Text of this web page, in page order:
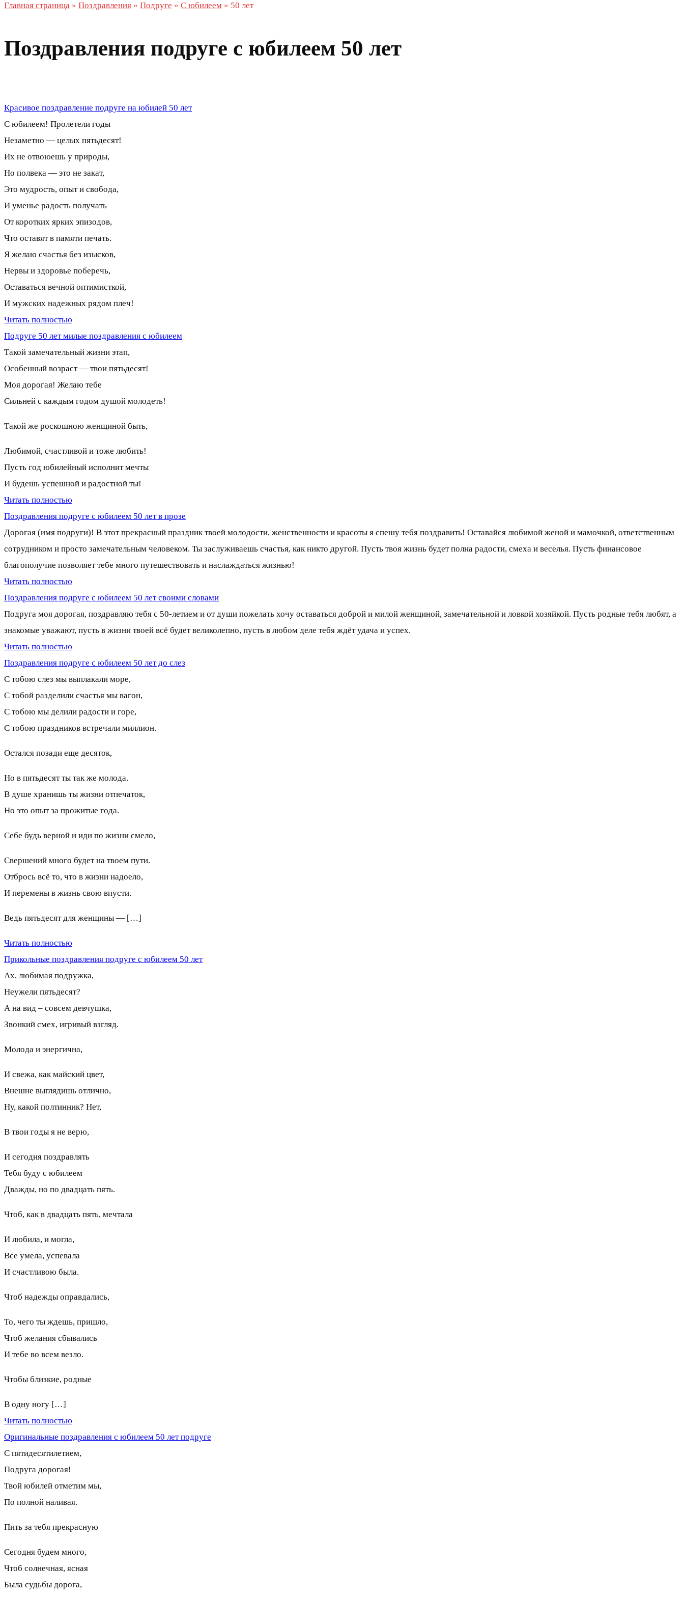
Главная страница » Поздравления » Подруге » С юбилеем » 50 лет
Поздравления подруге с юбилеем 50 лет
Красивое поздравление подруге на юбилей 50 лет
С юбилеем! Пролетели годы
Незаметно — целых пятьдесят!
Их не отвоюешь у природы,
Но полвека — это не закат,
Это мудрость, опыт и свобода,
И уменье радость получать
От коротких ярких эпизодов,
Что оставят в памяти печать.
Я желаю счастья без изысков,
Нервы и здоровье поберечь,
Оставаться вечной оптимисткой,
И мужских надежных рядом плеч!
Читать полностью
Подруге 50 лет милые поздравления с юбилеем
Такой замечательный жизни этап,
Особенный возраст — твои пятьдесят!
Моя дорогая! Желаю тебе
Сильней с каждым годом душой молодеть!
Такой же роскошною женщиной быть,
Любимой, счастливой и тоже любить!
Пусть год юбилейный исполнит мечты
И будешь успешной и радостной ты!
Читать полностью
Поздравления подруге с юбилеем 50 лет в прозе
Дорогая (имя подруги)! В этот прекрасный праздник твоей молодости, женственности и красоты я спешу тебя поздравить! Оставайся любимой женой и мамочкой, ответственным
сотрудником и просто замечательным человеком. Ты заслуживаешь счастья, как никто другой. Пусть твоя жизнь будет полна радости, смеха и веселья. Пусть финансовое
благополучие позволяет тебе много путешествовать и наслаждаться жизнью!
Читать полностью
Поздравления подруге с юбилеем 50 лет своими словами
Подруга моя дорогая, поздравляю тебя с 50-летием и от души пожелать хочу оставаться доброй и милой женщиной, замечательной и ловкой хозяйкой. Пусть родные тебя любят, а
знакомые уважают, пусть в жизни твоей всё будет великолепно, пусть в любом деле тебя ждёт удача и успех.
Читать полностью
Поздравления подруге с юбилеем 50 лет до слез
С тобою слез мы выплакали море,
С тобой разделили счастья мы вагон,
С тобою мы делили радости и горе,
С тобою праздников встречали миллион.
Остался позади еще десяток,
Но в пятьдесят ты так же молода.
В душе хранишь ты жизни отпечаток,
Но это опыт за прожитые года.
Себе будь верной и иди по жизни смело,
Свершений много будет на твоем пути.
Отбрось всё то, что в жизни надоело,
И перемены в жизнь свою впусти.
Ведь пятьдесят для женщины — […]
Читать полностью
Прикольные поздравления подруге с юбилеем 50 лет
Ах, любимая подружка,
Неужели пятьдесят?
А на вид – совсем девчушка,
Звонкий смех, игривый взгляд.
Молода и энергична,
И свежа, как майский цвет,
Внешне выглядишь отлично,
Ну, какой полтинник? Нет,
В твои годы я не верю,
И сегодня поздравлять
Тебя буду с юбилеем
Дважды, но по двадцать пять.
Чтоб, как в двадцать пять, мечтала
И любила, и могла,
Все умела, успевала
И счастливою была.
Чтоб надежды оправдались,
То, чего ты ждешь, пришло,
Чтоб желания сбывались
И тебе во всем везло.
Чтобы близкие, родные
В одну ногу […]
Читать полностью
Оригинальные поздравления с юбилеем 50 лет подруге
С пятидесятилетием,
Подруга дорогая!
Твой юбилей отметим мы,
По полной наливая.
Пить за тебя прекрасную
Сегодня будем много,
Чтоб солнечная, ясная
Была судьбы дорога,